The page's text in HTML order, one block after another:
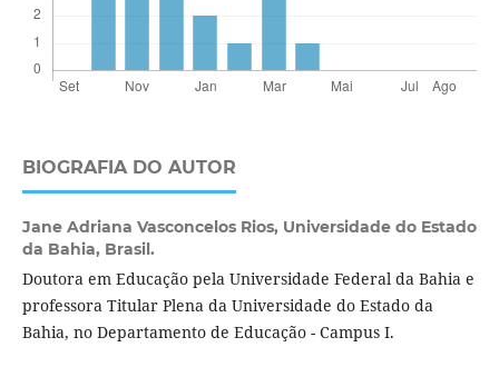
BIOGRAFIA DO AUTOR
Jane Adriana Vasconcelos Rios, Universidade do Estado
da Bahia, Brasil.
Doutora em Educação pela Universidade Federal da Bahia e
professora Titular Plena da Universidade do Estado da
Bahia, no Departamento de Educação - Campus I.